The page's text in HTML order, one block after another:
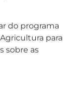
do programa
para
sobre as